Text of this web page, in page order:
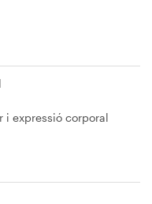
i expressió corporal